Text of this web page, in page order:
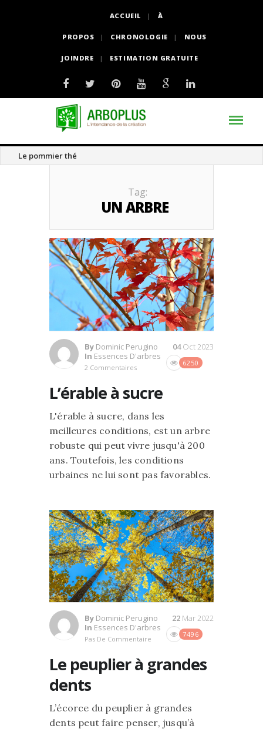
ACCUEIL À
PROPOS CHRONOLOGIE NOUS
JOINDRE ESTIMATION GRATUITE
Le pommier thé
Tag:
UN ARBRE
By Dominic Perugino
In Essences D'arbres
2 Commentaires
6250
04Oct 2023
L’érable à sucre
L'érable à sucre, dans les
meilleures conditions, est un arbre
robuste qui peut vivre jusqu'à 200
ans. Toutefois, les conditions
urbaines ne lui sont pas favorables.
By Dominic Perugino
In Essences D'arbres
Pas De Commentaire
7496
22 Mar 2022
Le peuplier à grandes
dents
L’écorce du peuplier à grandes
dents peut faire penser, jusqu’à